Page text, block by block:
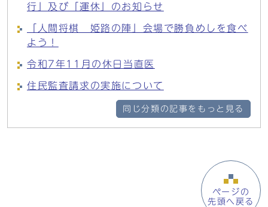
行」及び「運休」のお知らせ
「人間将棋 姫路の陣」会場で勝負めしを食べ
よう！
令和7年11月の休日当直医
住民監査請求の実施について
同じ分類の記事をもっと見る
ページの
先頭へ戻る